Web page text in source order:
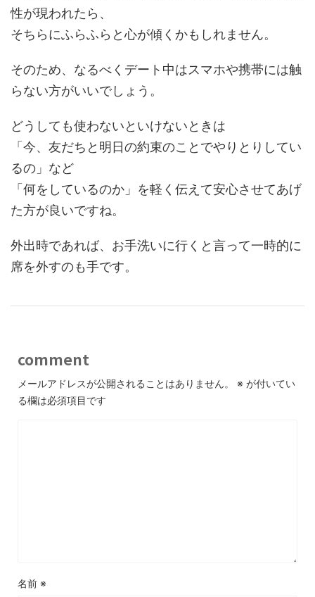
性が現われたら、
そちらにふらふらと心が傾くかもしれません。
そのため、なるべくデート中はスマホや携帯には触
らない方がいいでしょう。
どうしても使わないといけないときは
「今、友だちと明日の約束のことでやりとりしてい
るの」など
「何をしているのか」を軽く伝えて安心させてあげ
た方が良いですね。
外出時であれば、お手洗いに行くと言って一時的に
席を外すのも手です。
comment
メールアドレスが公開されることはありません。 ※ が付いてい
る欄は必須項目です
名前 ※